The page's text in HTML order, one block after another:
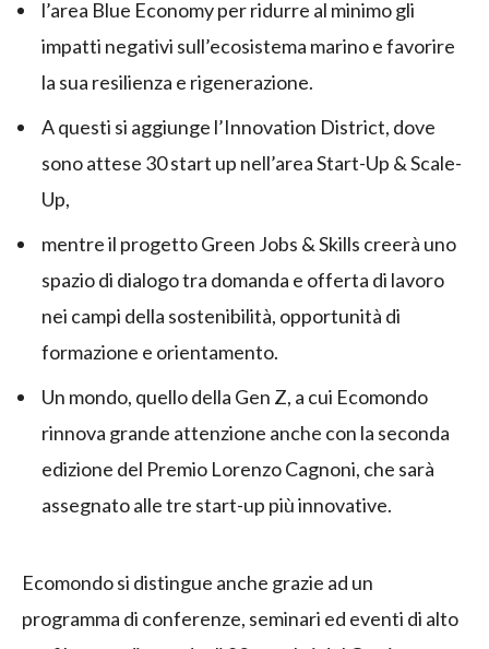
l’area Blue Economy per ridurre al minimo gli
impatti negativi sull’ecosistema marino e favorire
la sua resilienza e rigenerazione.
A questi si aggiunge l’Innovation District, dove
sono attese 30 start up nell’area Start-Up & Scale-
Up,
mentre il progetto Green Jobs & Skills creerà uno
spazio di dialogo tra domanda e offerta di lavoro
nei campi della sostenibilità, opportunità di
formazione e orientamento.
Un mondo, quello della Gen Z, a cui Ecomondo
rinnova grande attenzione anche con la seconda
edizione del Premio Lorenzo Cagnoni, che sarà
assegnato alle tre start-up più innovative.
Ecomondo si distingue anche grazie ad un
programma di conferenze, seminari ed eventi di alto